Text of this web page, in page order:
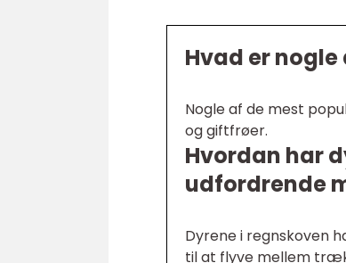
Hvad er
Nogle af de mest
og giftfrøer.
Hvordan har
udfordrende
Dyrene i regnskoven
til at flyve mellem